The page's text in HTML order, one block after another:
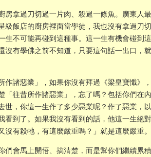
房拿過刀切過一片肉、殺過一條魚。廣東人
級飯店的廚房裡面當學徒，我也沒有拿過刀
生不可能再碰到這種事。這一生有機會碰到
沒有學佛之前不知道，只要這句話一出口，
作諸惡業」，如果你沒有拜過《梁皇寶懺》
往昔所作諸惡業」，忘了嗎？包括你們在內
世，你這一生作了多少惡業呢？作了惡業，
看到了。如果我沒有看到的話，他這一生絕
有殺牠，有這麼嚴重嗎？」就是這麼嚴重。
們會馬上開悟、搞清楚，而是幫你們繼續累